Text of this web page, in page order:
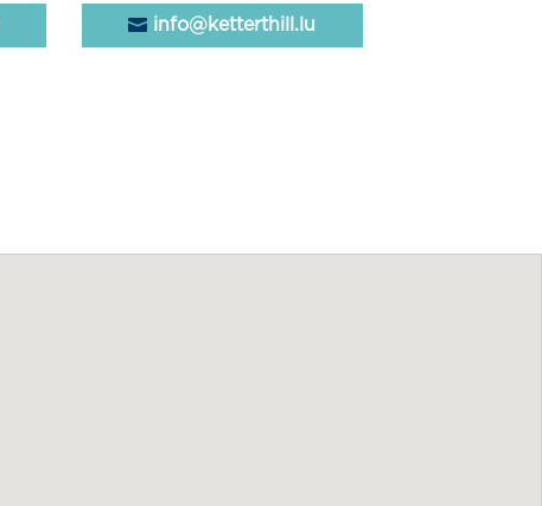
info@ketterthill.lu